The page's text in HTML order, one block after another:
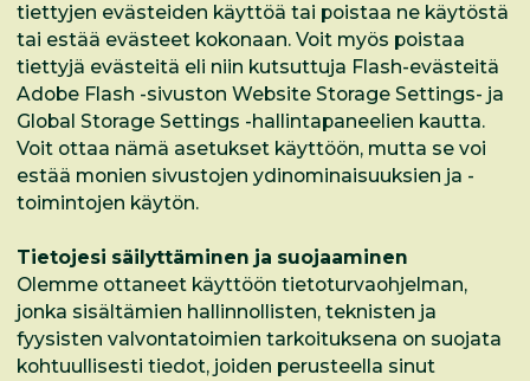
tiettyjen evästeiden käyttöä tai poistaa ne käytöstä
tai estää evästeet kokonaan. Voit myös poistaa
tiettyjä evästeitä eli niin kutsuttuja Flash-evästeitä
Adobe Flash -sivuston Website Storage Settings- ja
Global Storage Settings -hallintapaneelien kautta.
Voit ottaa nämä asetukset käyttöön, mutta se voi
estää monien sivustojen ydinominaisuuksien ja -
toimintojen käytön.
Tietojesi säilyttäminen ja suojaaminen
Olemme ottaneet käyttöön tietoturvaohjelman,
jonka sisältämien hallinnollisten, teknisten ja
fyysisten valvontatoimien tarkoituksena on suojata
kohtuullisesti tiedot, joiden perusteella sinut